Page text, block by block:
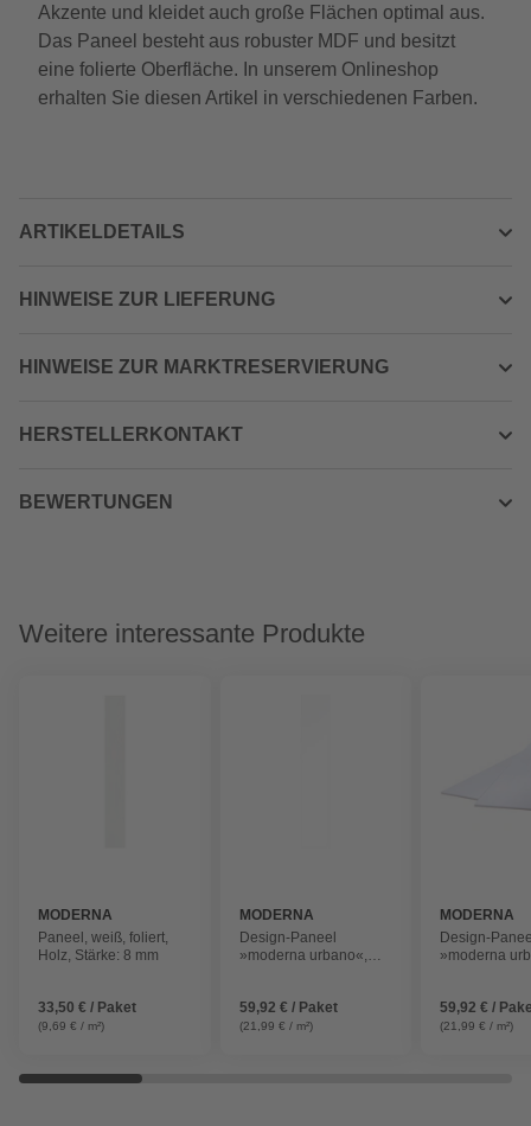
Akzente und kleidet auch große Flächen optimal aus.
Das Paneel besteht aus robuster MDF und besitzt
eine folierte Oberfläche. In unserem Onlineshop
erhalten Sie diesen Artikel in verschiedenen Farben.
ARTIKELDETAILS
HINWEISE ZUR LIEFERUNG
HINWEISE ZUR MARKTRESERVIERUNG
HERSTELLERKONTAKT
BEWERTUNGEN
Weitere interessante Produkte
MODERNA
Paneel, weiß, foliert,
Holz, Stärke: 8 mm
33,50 € / Paket
(9,69 € / m²)
MODERNA
Design-Paneel
»moderna urbano«,
Mini-Fuge
59,92 € / Paket
(21,99 € / m²)
MODERNA
Design-
»moderna
Mini-Fuge
59,92 € /
(21,99 € / m²)